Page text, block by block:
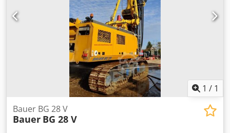
1 / 1
Bauer BG 28 V
Bauer BG 28 V